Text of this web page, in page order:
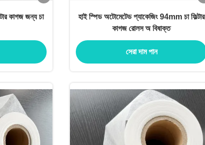
কাগজ জন্য চা
হাই স্পিড অটোমেটেড প্যাকেজিং 94mm চা ফিল্টার
কাগজ রোলস অ বিষাক্ত
সেরা দাম পান